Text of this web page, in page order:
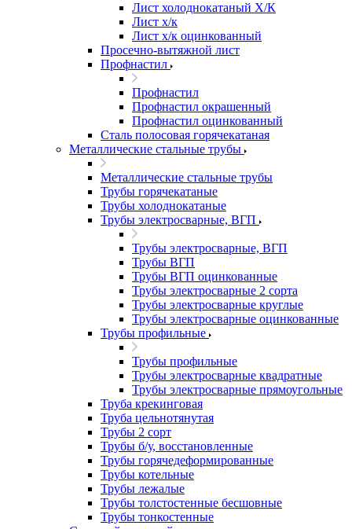
Лист холоднокатаный Х/К
Лист х/к
Лист х/к оцинкованный
Просечно-вытяжной лист
Профнастил
Профнастил
Профнастил окрашенный
Профнастил оцинкованный
Сталь полосовая горячекатаная
Металлические стальные трубы
Металлические стальные трубы
Трубы горячекатаные
Трубы холоднокатаные
Трубы электросварные, ВГП
Трубы электросварные, ВГП
Трубы ВГП
Трубы ВГП оцинкованные
Трубы электросварные 2 сорта
Трубы электросварные круглые
Трубы электросварные оцинкованные
Трубы профильные
Трубы профильные
Трубы электросварные квадратные
Трубы электросварные прямоугольные
Труба крекинговая
Труба цельнотянутая
Трубы 2 сорт
Трубы б/у, восстановленные
Трубы горячедеформированные
Трубы котельные
Трубы лежалые
Трубы толстостенные бесшовные
Трубы тонкостенные